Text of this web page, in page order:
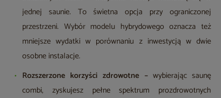
jednej saunie. To świetna opcja przy ograniczonej
przestrzeni. Wybór modelu hybrydowego oznacza też
mniejsze wydatki w porównaniu z inwestycją w dwie
osobne instalacje.
Rozszerzone korzyści zdrowotne – wybierając saunę
combi, zyskujesz pełne spektrum prozdrowotnych